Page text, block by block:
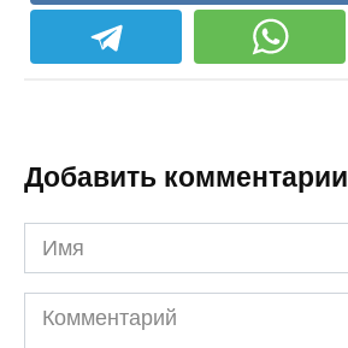
Добавить комментарии
Имя
Комментарий